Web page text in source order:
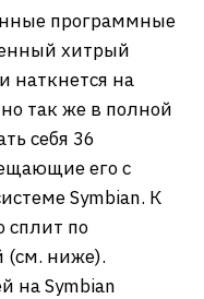
программные
хитрый
наткнется на
так же в полной
себя 36
его с
Symbian. К
сплит по
(см. ниже).
на Symbian